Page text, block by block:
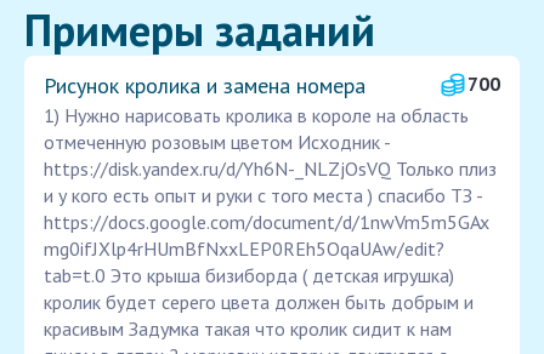
Примеры заданий
Рисунок кролика и замена номера
700
1) Нужно нарисовать кролика в короле на область
отмеченную розовым цветом Исходник -
https://disk.yandex.ru/d/Yh6N-_NLZjOsVQ Только плиз
и у кого есть опыт и руки с того места ) спасибо ТЗ -
https://docs.google.com/document/d/1nwVm5m5GAx
mg0ifJXlp4rHUmBfNxxLEP0REh5OqaUAw/edit?
tab=t.0 Это крыша бизиборда ( детская игрушка)
кролик будет серего цвета должен быть добрым и
красивым Задумка такая что кролик сидит к нам